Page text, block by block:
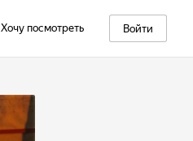
Хочу посмотреть Войти